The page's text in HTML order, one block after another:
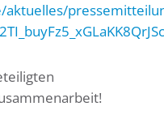
aktuelles/